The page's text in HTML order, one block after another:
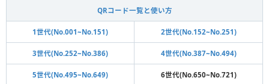
QRコード一覧と使い方
1世代(No.001~No.151) 2世代(No.152~No.251)
3世代(No.252~No.386) 4世代(No.387~No.494)
5世代(No.495~No.649) 6世代(No.650~No.721)